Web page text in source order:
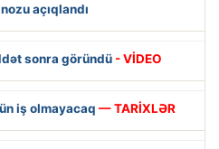
açıqlandı
sonra göründü - VİDEO
iş olmayacaq — TARİXLƏR